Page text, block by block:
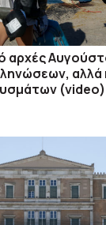
αρχές
αλλά
(video)